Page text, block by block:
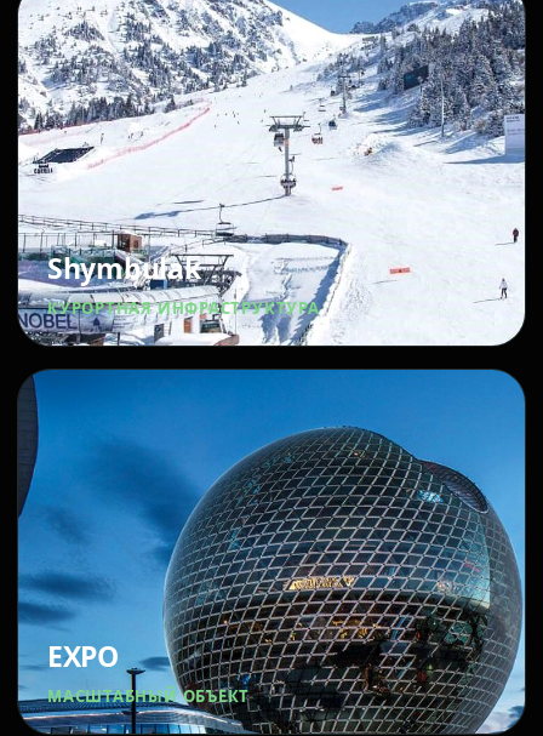
Shymbulak
КУРОРТНАЯ ИНФРАСТРУКТУРА
EXPO
МАСШТАБНЫЙ ОБЪЕКТ